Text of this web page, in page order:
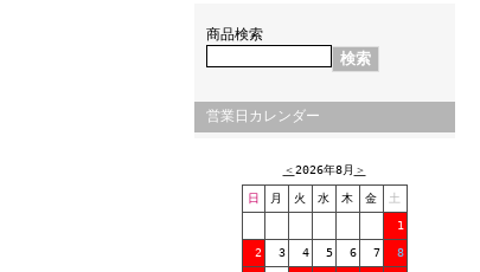
商品検索
営業日カレンダー
＜2026年8月 ＞
日 月 火 水 木 金 土
1
2 3 4 5 6 7 8